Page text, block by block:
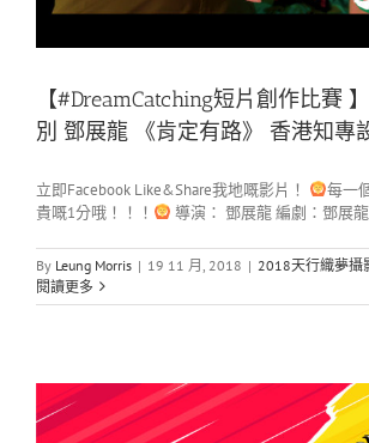
【#DreamCatching短片創作比賽
別 鄧展龍 《肯定有路》 香港知專
立即Facebook Like&Share我地嘅影片！
每一
貴嘅1分哦！！！
導演： 鄧展龍 編劇：鄧展
By Leung Morris | 19 11 月, 2018 | 2018天行織夢攝
閱讀更多